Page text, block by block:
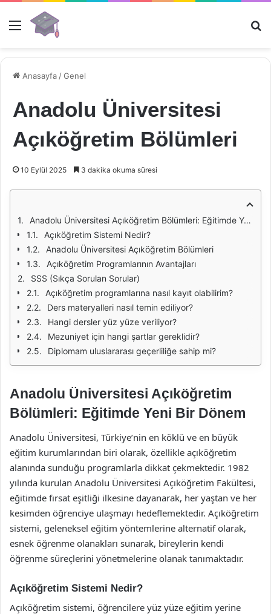
Menü
Anasayfa /Genel
Anadolu Üniversitesi
Açıköğretim Bölümleri
10 Eylül 2025 3 dakika okuma süresi
Anadolu Üniversitesi Açıköğretim Bölümleri: Eğitimde Yeni Bir Dönem
Açıköğretim Sistemi Nedir?
Anadolu Üniversitesi Açıköğretim Bölümleri
Açıköğretim Programlarının Avantajları
SSS (Sıkça Sorulan Sorular)
Açıköğretim programlarına nasıl kayıt olabilirim?
Ders materyalleri nasıl temin ediliyor?
Hangi dersler yüz yüze veriliyor?
Mezuniyet için hangi şartlar gereklidir?
Diplomam uluslararası geçerliliğe sahip mi?
Anadolu Üniversitesi Açıköğretim
Bölümleri: Eğitimde Yeni Bir Dönem
Anadolu Üniversitesi, Türkiye’nin en köklü ve en büyük
eğitim kurumlarından biri olarak, özellikle açıköğretim
alanında sunduğu programlarla dikkat çekmektedir. 1982
yılında kurulan Anadolu Üniversitesi Açıköğretim Fakültesi,
eğitimde fırsat eşitliği ilkesine dayanarak, her yaştan ve her
kesimden öğrenciye ulaşmayı hedeflemektedir. Açıköğretim
sistemi, geleneksel eğitim yöntemlerine alternatif olarak,
esnek öğrenme olanakları sunarak, bireylerin kendi
öğrenme süreçlerini yönetmelerine olanak tanımaktadır.
Açıköğretim Sistemi Nedir?
Açıköğretim sistemi, öğrencilere yüz yüze eğitim yerine